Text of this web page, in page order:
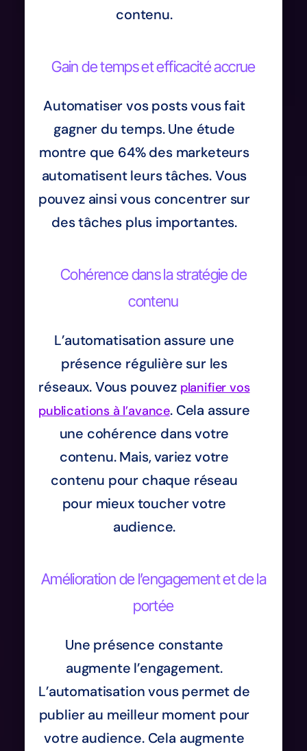
contenu.
Gain de temps et efficacité accrue
Automatiser vos posts vous fait
gagner du temps. Une étude
montre que 64% des marketeurs
automatisent leurs tâches. Vous
pouvez ainsi vous concentrer sur
des tâches plus importantes.
Cohérence dans la stratégie de
contenu
L’automatisation assure une
présence régulière sur les
réseaux. Vous pouvez planifier vos
publications à l’avance. Cela assure
une cohérence dans votre
contenu. Mais, variez votre
contenu pour chaque réseau
pour mieux toucher votre
audience.
Amélioration de l’engagement et de la
portée
Une présence constante
augmente l’engagement.
L’automatisation vous permet de
publier au meilleur moment pour
votre audience. Cela augmente